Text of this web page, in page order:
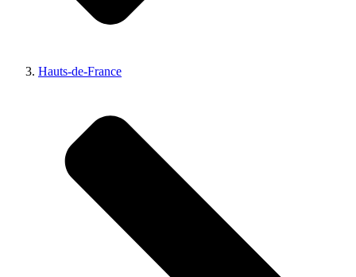
Hauts-de-France